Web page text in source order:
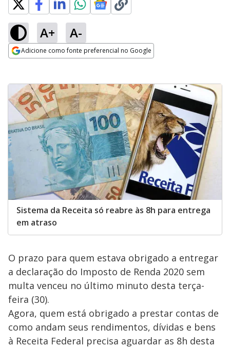
A+ A-
Adicione como fonte preferencial no Google
Sistema da Receita só reabre às 8h para entrega
em atraso
O prazo para quem estava obrigado a entregar
a declaração do Imposto de Renda 2020 sem
multa venceu no último minuto desta terça-
feira (30).
Agora, quem está obrigado a prestar contas de
como andam seus rendimentos, dívidas e bens
à Receita Federal precisa aguardar as 8h desta